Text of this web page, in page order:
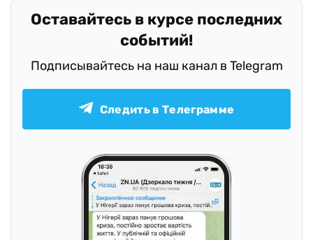
Оставайтесь в курсе последних
событий!
Подписывайтесь на наш канал в Telegram
Следить в Телеграмме